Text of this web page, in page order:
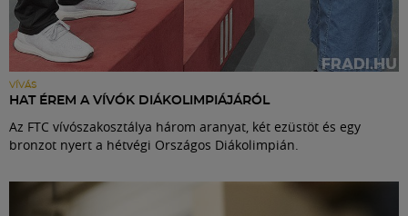
VÍVÁS
HAT ÉREM A VÍVÓK DIÁKOLIMPIÁJÁRÓL
Az FTC vívószakosztálya három aranyat, két ezüstöt és egy
bronzot nyert a hétvégi Országos Diákolimpián.